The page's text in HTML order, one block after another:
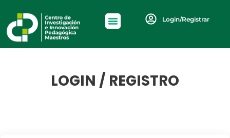
Login/Registrar
LOGIN / REGISTRO